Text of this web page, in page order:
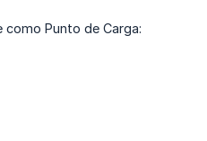
como Punto de Carga: